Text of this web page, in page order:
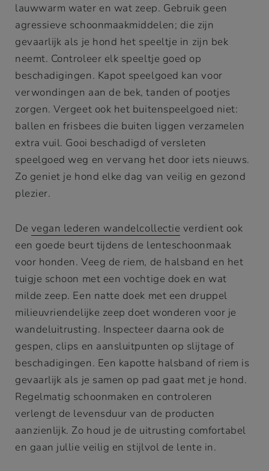
lauwwarm water en wat zeep. Gebruik geen
agressieve schoonmaakmiddelen; die zijn
gevaarlijk als je hond het speeltje in zijn bek
neemt. Controleer elk speeltje goed op
beschadigingen. Kapot speelgoed kan voor
verwondingen aan de bek, tanden of pootjes
zorgen. Vergeet ook het buitenspeelgoed niet:
ballen en frisbees die buiten liggen verzamelen
extra vuil. Gooi beschadigd of versleten
speelgoed weg en vervang het door iets nieuws.
Zo geniet je hond elke dag van veilig en gezond
plezier.
De vegan lederen wandelcollectie verdient ook
een goede beurt tijdens de lenteschoonmaak
voor honden. Veeg de riem, de halsband en het
tuigje schoon met een vochtige doek en wat
milde zeep. Een natte doek met een druppel
milieuvriendelijke zeep doet wonderen voor je
wandeluitrusting. Inspecteer daarna ook de
gespen, clips en aansluitpunten op slijtage of
beschadigingen. Een kapotte halsband of riem is
gevaarlijk als je samen op pad gaat met je hond.
Regelmatig schoonmaken en controleren
verlengt de levensduur van de producten
aanzienlijk. Zo houd je de uitrusting comfortabel
en gaan jullie veilig en stijlvol de lente in.